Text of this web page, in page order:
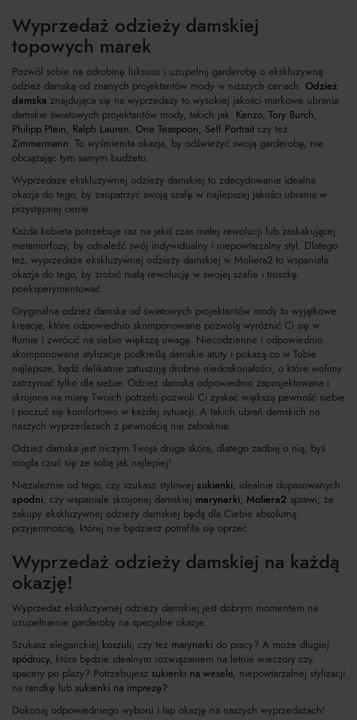
Wyprzedaż odzieży damskiej
topowych marek
Pozwól sobie na odrobinę luksusu i uzupełnij garderobę o ekskluzywną
odzież damską od znanych projektantów mody w niższych cenach. Odzież
damska znajdująca się na wyprzedaży to wysokiej jakości markowe ubrania
damskie światowych projektantów mody, takich jak Kenzo, Tory Burch,
Philipp Plein, Ralph Lauren, One Teaspoon, Self Portrait czy też
Zimmermann. To wyśmienita okazja, by odświeżyć swoją garderobę, nie
obciążając tym samym budżetu.
Wyprzedaże ekskluzywnej odzieży damskiej to zdecydowanie idealna
okazja do tego, by zaopatrzyć swoją szafę w najlepszej jakości ubrania w
przystępnej cenie.
Każda kobieta potrzebuje raz na jakiś czas małej rewolucji lub zaskakującej
metamorfozy, by odnaleźć swój indywidualny i niepowtarzalny styl. Dlatego
też, wyprzedaże ekskluzywnej odzieży damskiej w Moliera2 to wspaniała
okazja do tego, by zrobić małą rewolucję w swojej szafie i troszkę
poeksperymentować.
Oryginalna odzież damska od światowych projektantów mody to wyjątkowe
kreacje, które odpowiednio skomponowane pozwolą wyróżnić Ci się w
tłumie i zwrócić na siebie większą uwagę. Niecodzienne i odpowiednio
skomponowane stylizacje podkreślą damskie atuty i pokażą co w Tobie
najlepsze, bądź delikatnie zatuszują drobne niedoskonałości, o które wolimy
zatrzymać tylko dla siebie. Odzież damska odpowiednio zaprojektowana i
skrojona na miarę Twoich potrzeb pozwoli Ci zyskać większą pewność siebie
i poczuć się komfortowo w każdej sytuacji. A takich ubrań damskich na
naszych wyprzedażach z pewnością nie zabraknie.
Odzież damska jest niczym Twoja druga skóra, dlatego zadbaj o nią, byś
mogła czuć się ze sobą jak najlepiej!
Niezależnie od tego, czy szukasz stylowej sukienki, idealnie dopasowanych
spodni, czy wspaniale skrojonej damskiej marynarki, Moliera2 sprawi, że ​​
zakupy ekskluzywnej odzieży damskiej będą dla Ciebie absolutną
przyjemnością, której nie będziesz potrafiła się oprzeć.
Wyprzedaż odzieży damskiej na każdą
okazję!
Wyprzedaż ekskluzywnej odzieży damskiej jest dobrym momentem na
uzupełnienie garderoby na specjalne okazje.
Szukasz eleganckiej koszuli, czy też marynarki do pracy? A może długiej
spódnicy, która będzie idealnym rozwiązaniem na letnie wieczory czy
spacery po plaży? Potrzebujesz sukienki na wesele, niepowtarzalnej stylizacji
na randkę lub sukienki na imprezę?
Dokonaj odpowiedniego wyboru i łap okazję na naszych wyprzedażach!